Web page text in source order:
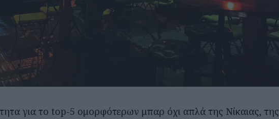
για το top-5 ομορφότερων μπαρ όχι απλά της Νίκαιας, της